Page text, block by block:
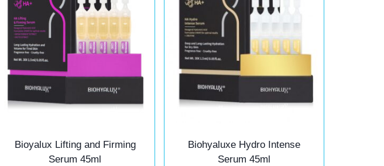
Biohyaluxe Hydro Intense
Serum 45ml
Bioyalux Lifting and Firming
Serum 45ml